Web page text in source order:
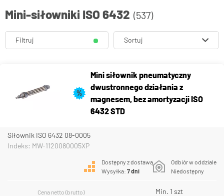
Mini-siłowniki ISO 6432 (537)
Filtruj Sortuj
%
Mini siłownik pneumatyczny
dwustronnego działania z
magnesem, bez amortyzacji ISO
6432 STD
Siłownik ISO 6432 08-0005
Indeks: MW-1120080005XP
Dostępny z dostawą
Wysyłka: 7 dni
Odbiór w oddziale
Niedostępny
Cena netto (brutto) Min. 1 szt